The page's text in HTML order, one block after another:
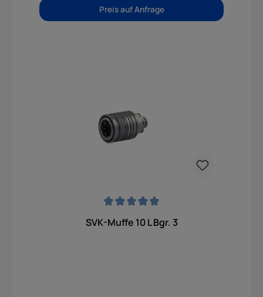
Preis auf Anfrage
SVK-Muffe 10 L Bgr. 3